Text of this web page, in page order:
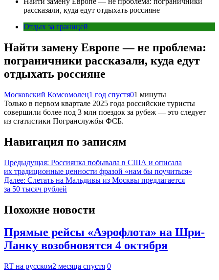
рассказали, куда едут отдыхать россияне
Отдых за границей
Найти замену Европе — не проблема:
пограничники рассказали, куда едут
отдыхать россияне
Московский Комсомолец1 год спустя01 минуты
Только в первом квартале 2025 года российские туристы
совершили более под 3 млн поездок за рубеж — это следует
из статистики Погранслужбы ФСБ.
Навигация по записям
Предыдущая: Россиянка побывала в США и описала
их традиционные ценности фразой «нам бы поучиться»
Далее: Слетать на Мальдивы из Москвы предлагается
за 50 тысяч рублей
Похожие новости
Прямые рейсы «Аэрофлота» на Шри-
Ланку возобновятся 4 октября
RT на русском2 месяца спустя 0